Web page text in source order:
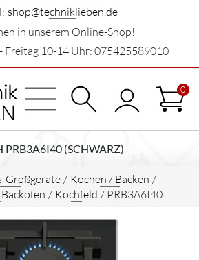
shop@techniklieben.de
in unserem Online-Shop!
Freitag 10-14 Uhr: 075425589010
0
PRB3A6I40 (SCHWARZ)
Großgeräte / Kochen / Backen /
/ Kochfeld / PRB3A6I40